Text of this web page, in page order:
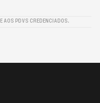
AOS PDVS CREDENCIADOS.